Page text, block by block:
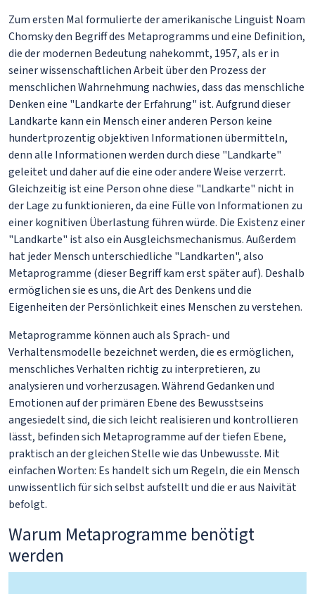
Zum ersten Mal formulierte der amerikanische Linguist Noam
Chomsky den Begriff des Metaprogramms und eine Definition,
die der modernen Bedeutung nahekommt, 1957, als er in
seiner wissenschaftlichen Arbeit über den Prozess der
menschlichen Wahrnehmung nachwies, dass das menschliche
Denken eine "Landkarte der Erfahrung" ist. Aufgrund dieser
Landkarte kann ein Mensch einer anderen Person keine
hundertprozentig objektiven Informationen übermitteln,
denn alle Informationen werden durch diese "Landkarte"
geleitet und daher auf die eine oder andere Weise verzerrt.
Gleichzeitig ist eine Person ohne diese "Landkarte" nicht in
der Lage zu funktionieren, da eine Fülle von Informationen zu
einer kognitiven Überlastung führen würde. Die Existenz einer
"Landkarte" ist also ein Ausgleichsmechanismus. Außerdem
hat jeder Mensch unterschiedliche "Landkarten", also
Metaprogramme (dieser Begriff kam erst später auf). Deshalb
ermöglichen sie es uns, die Art des Denkens und die
Eigenheiten der Persönlichkeit eines Menschen zu verstehen.
Metaprogramme können auch als Sprach- und
Verhaltensmodelle bezeichnet werden, die es ermöglichen,
menschliches Verhalten richtig zu interpretieren, zu
analysieren und vorherzusagen. Während Gedanken und
Emotionen auf der primären Ebene des Bewusstseins
angesiedelt sind, die sich leicht realisieren und kontrollieren
lässt, befinden sich Metaprogramme auf der tiefen Ebene,
praktisch an der gleichen Stelle wie das Unbewusste. Mit
einfachen Worten: Es handelt sich um Regeln, die ein Mensch
unwissentlich für sich selbst aufstellt und die er aus Naivität
befolgt.
Warum Metaprogramme benötigt
werden